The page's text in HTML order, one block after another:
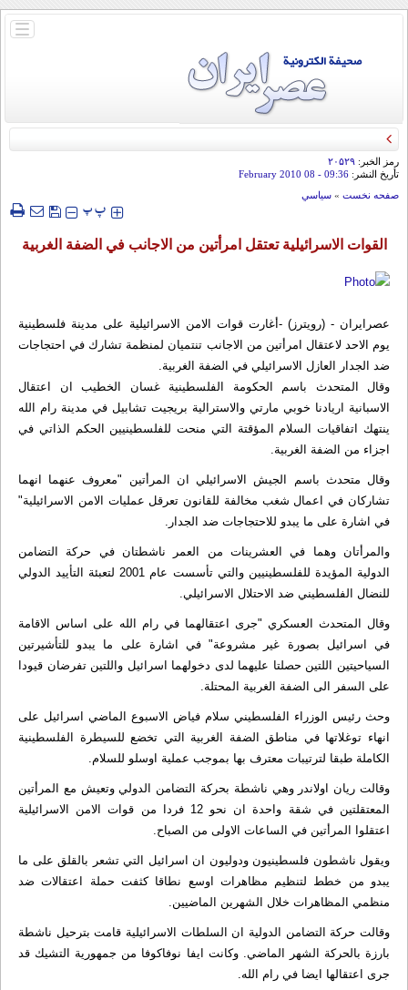
باز
رمز الخبر: ۲۰۵۲۹
تأريخ النشر: 09:36
- 08 February 2010
صفحه نخست » سياسي
‍‍‍ پپ
القوات الاسرائيلية تعتقل امرأتين من الاجانب في الضفة الغربية
عصرایران - (رويترز) -أغارت قوات الامن الاسرائيلية على مدينة فلسطينية
يوم الاحد لاعتقال امرأتين من الاجانب تنتميان لمنظمة تشارك في احتجاجات
ضد الجدار العازل الاسرائيلي في الضفة الغربية.
وقال المتحدث باسم الحكومة الفلسطينية غسان الخطيب ان اعتقال
الاسبانية اريادنا خوبي مارتي والاسترالية بريجيت تشابيل في مدينة رام الله
ينتهك اتفاقيات السلام المؤقتة التي منحت للفلسطينيين الحكم الذاتي في
اجزاء من الضفة الغربية.
وقال متحدث باسم الجيش الاسرائيلي ان المرأتين "معروف عنهما انهما
تشاركان في اعمال شغب مخالفة للقانون تعرقل عمليات الامن الاسرائيلية"
في اشارة على ما يبدو للاحتجاجات ضد الجدار.
والمرأتان وهما في العشرينات من العمر ناشطتان في حركة التضامن
الدولية المؤيدة للفلسطينيين والتي تأسست عام 2001 لتعبئة التأييد الدولي
للنضال الفلسطيني ضد الاحتلال الاسرائيلي.
وقال المتحدث العسكري "جرى اعتقالهما في رام الله على اساس الاقامة
في اسرائيل بصورة غير مشروعة" في اشارة على ما يبدو للتأشيرتين
السياحيتين اللتين حصلتا عليهما لدى دخولهما اسرائيل واللتين تفرضان قيودا
على السفر الى الضفة الغربية المحتلة.
وحث رئيس الوزراء الفلسطيني سلام فياض الاسبوع الماضي اسرائيل على
انهاء توغلاتها في مناطق الضفة الغربية التي تخضع للسيطرة الفلسطينية
الكاملة طبقا لترتيبات معترف بها بموجب عملية اوسلو للسلام.
وقالت ريان اولاندر وهي ناشطة بحركة التضامن الدولي وتعيش مع المرأتين
المعتقلتين في شقة واحدة ان نحو 12 فردا من قوات الامن الاسرائيلية
اعتقلوا المرأتين في الساعات الاولى من الصباح.
ويقول ناشطون فلسطينيون ودوليون ان اسرائيل التي تشعر بالقلق على ما
يبدو من خطط لتنظيم مظاهرات اوسع نطاقا كثفت حملة اعتقالات ضد
منظمي المظاهرات خلال الشهرين الماضيين.
وقالت حركة التضامن الدولية ان السلطات الاسرائيلية قامت بترحيل ناشطة
بارزة بالحركة الشهر الماضي. وكانت ايفا نوفاكوفا من جمهورية التشيك قد
جرى اعتقالها ايضا في رام الله.